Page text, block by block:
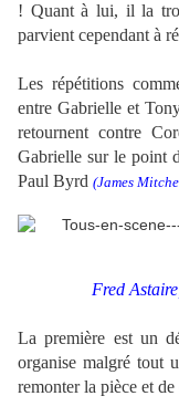
! Quant à lui, il la
parvient cependant à
Les répétitions
entre Gabrielle et
retournent contre
Gabrielle sur le point
Paul Byrd (James
Fred
La première est un
organise malgré tout
remonter la pièce et